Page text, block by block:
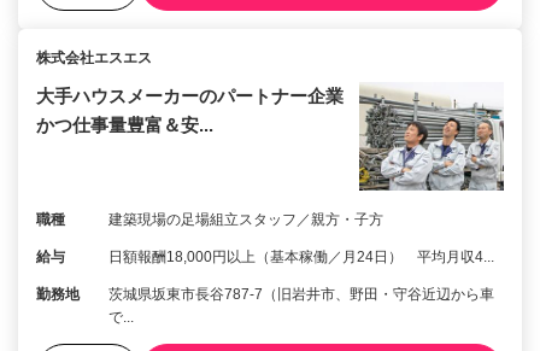
株式会社エスエス
大手ハウスメーカーのパートナー企業
かつ仕事量豊富＆安...
職種 建築現場の足場組立スタッフ／親方・子方
給与 日額報酬18,000円以上（基本稼働／月24日） 平均月収4...
勤務地
茨城県坂東市長谷787-7（旧岩井市、野田・守谷近辺から車
で...